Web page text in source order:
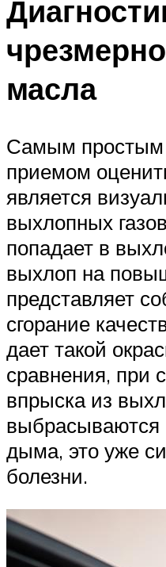
масла
Самым простым
приемом
является
выхлопных
попадает в
выхлоп на
представляет
сгорание
дает такой
сравнения, при
впрыска из
выбрасываются
дыма, это уже
болезни.